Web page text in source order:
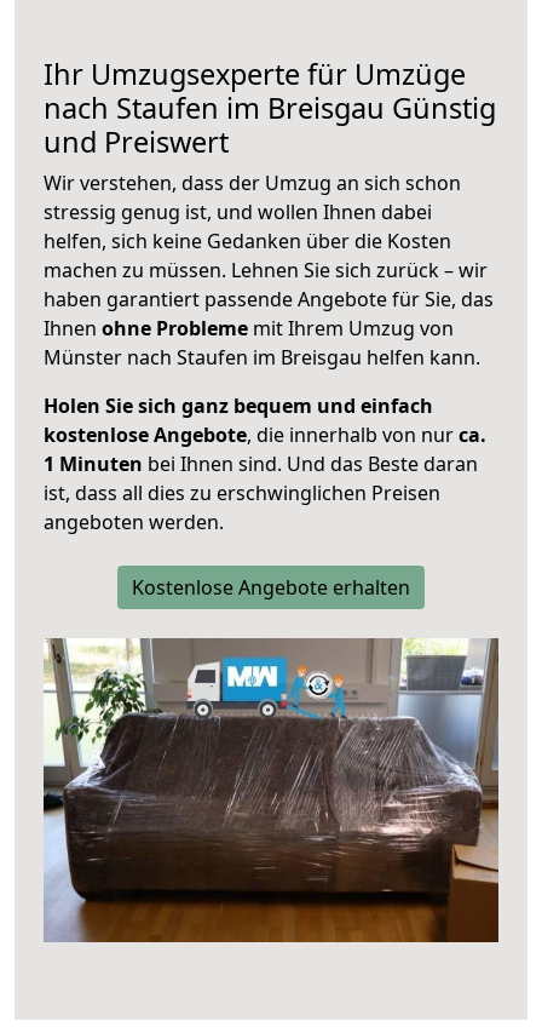
Ihr Umzugsexperte für Umzüge
nach Staufen im Breisgau Günstig
und Preiswert
Wir verstehen, dass der Umzug an sich schon
stressig genug ist, und wollen Ihnen dabei
helfen, sich keine Gedanken über die Kosten
machen zu müssen. Lehnen Sie sich zurück – wir
haben garantiert passende Angebote für Sie, das
Ihnen ohne Probleme mit Ihrem Umzug von
Münster nach Staufen im Breisgau helfen kann.
Holen Sie sich ganz bequem und einfach
kostenlose Angebote, die innerhalb von nurca.
1 Minuten bei Ihnen sind. Und das Beste daran
ist, dass all dies zu erschwinglichen Preisen
angeboten werden.
Kostenlose Angebote erhalten